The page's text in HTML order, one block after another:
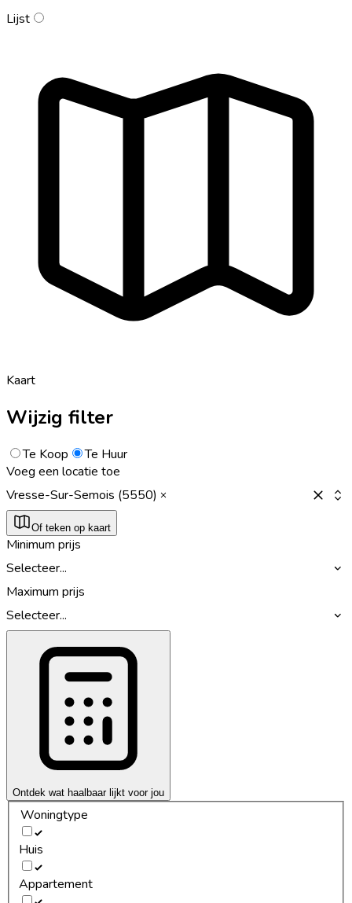
Lijst
Kaart
Wijzig filter
Te Koop
Te Huur
Voeg een locatie toe
Vresse-Sur-Semois (5550)
Of teken op kaart
Minimum prijs
Selecteer...
Maximum prijs
Selecteer...
Ontdek wat haalbaar lijkt voor jou
Woningtype
Huis
Appartement